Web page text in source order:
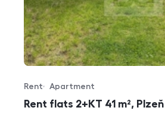
Rent flats 2+KT 41 m²,
Offer type
Rent
Property type
Apartment